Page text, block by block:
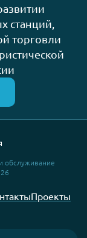
станций,
торговли
обслуживание
Проекты